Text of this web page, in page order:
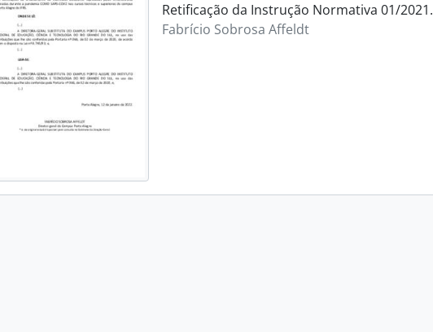
Retificação da Instrução Normativa 01/2021.
Fabrício Sobrosa Affeldt